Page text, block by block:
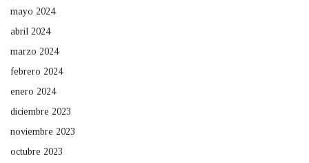
mayo 2024
abril 2024
marzo 2024
febrero 2024
enero 2024
diciembre 2023
noviembre 2023
octubre 2023